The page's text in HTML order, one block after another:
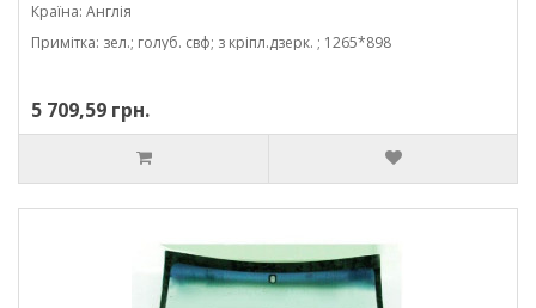
Країна: Англія
Примітка: зел.; голуб. свф; з кріпл.дзерк. ; 1265*898
5 709,59 грн.